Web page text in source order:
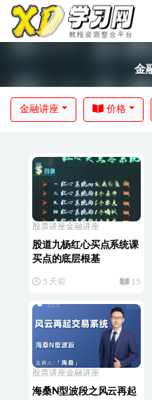
金
金融讲座 价格
股票讲座金融讲座
股道九杨红心买点系统课
买点的底层根基
5 天前 15
股票讲座金融讲座
海桑N型波段之风云再起